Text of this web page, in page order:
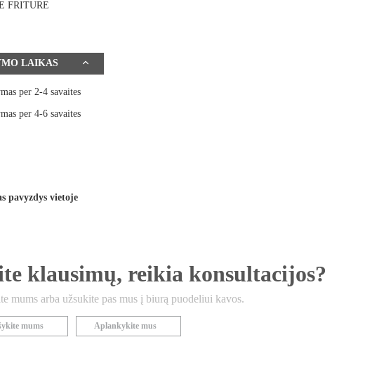
FRITURE
LAIKAS
per 2-4 savaites
per 4-6 savaites
pavyzdys vietoje
klausimų, reikia konsultacijos?
mums arba užsukite pas mus į biurą puodeliui kavos.
mums Aplankykite mus